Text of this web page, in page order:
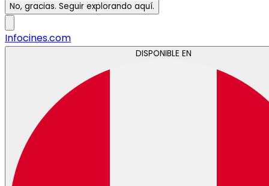
No, gracias. Seguir explorando aquí.
Infocines.com
DISPONIBLE EN